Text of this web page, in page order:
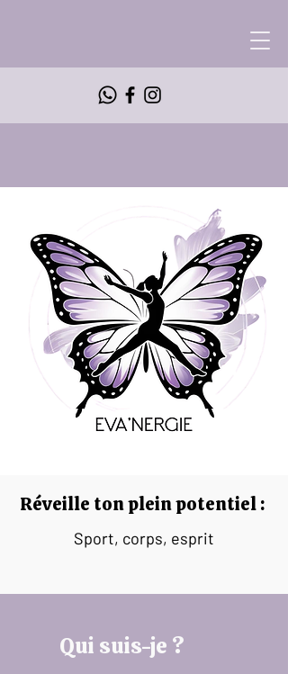
Réveille ton plein potentiel :
Sport, corps, esprit
Qui suis-je ?